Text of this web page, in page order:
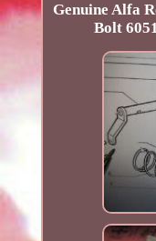
Genuine Alfa
Bolt